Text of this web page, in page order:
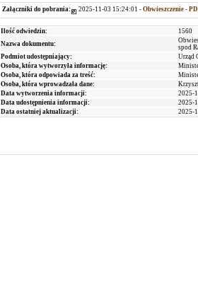
Załączniki do pobrania: 2025-11-03 15:24:01 - Obwieszczenie -
Ilość odwiedzin:
1560
Nazwa dokumentu:
spod
Podmiot udostępniający:
Urząd
Osoba, która wytworzyła informację:
Osoba, która odpowiada za treść:
Osoba, która wprowadzała dane:
Data wytworzenia informacji:
2025-
Data udostępnienia informacji:
2025-
Data ostatniej aktualizacji:
2025-